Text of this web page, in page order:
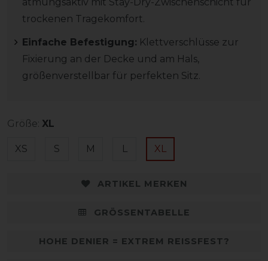
atmungsaktiv mit Stay-Dry-Zwischenschicht für
trockenen Tragekomfort.
Einfache Befestigung: Klettverschlüsse zur
Fixierung an der Decke und am Hals,
größenverstellbar für perfekten Sitz.
Größe: XL
XS S M L XL
ARTIKEL MERKEN
GRÖSSENTABELLE
HOHE DENIER = EXTREM REISSFEST?